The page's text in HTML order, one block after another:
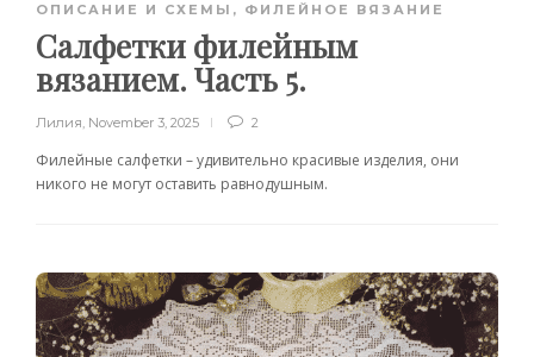
ОПИСАНИЕ И СХЕМЫ , ФИЛЕЙНОЕ ВЯЗАНИЕ
Салфетки филейным
вязанием. Часть 5.
Лилия, November 3, 2025 2
Филейные салфетки – удивительно красивые изделия, они
никого не могут оставить равнодушным.